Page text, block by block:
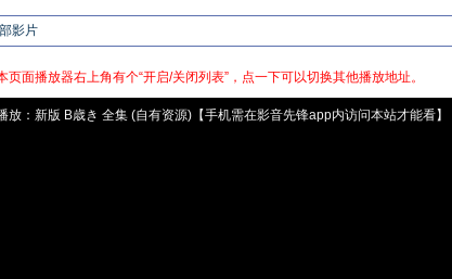
影片
页面播放器右上角有个“开启/关闭列表”，点一下可以切换其他播放地址。
放： 新版 B歳き 全集 (自有资源)【手机需在影音先锋app内访问本站才能看】